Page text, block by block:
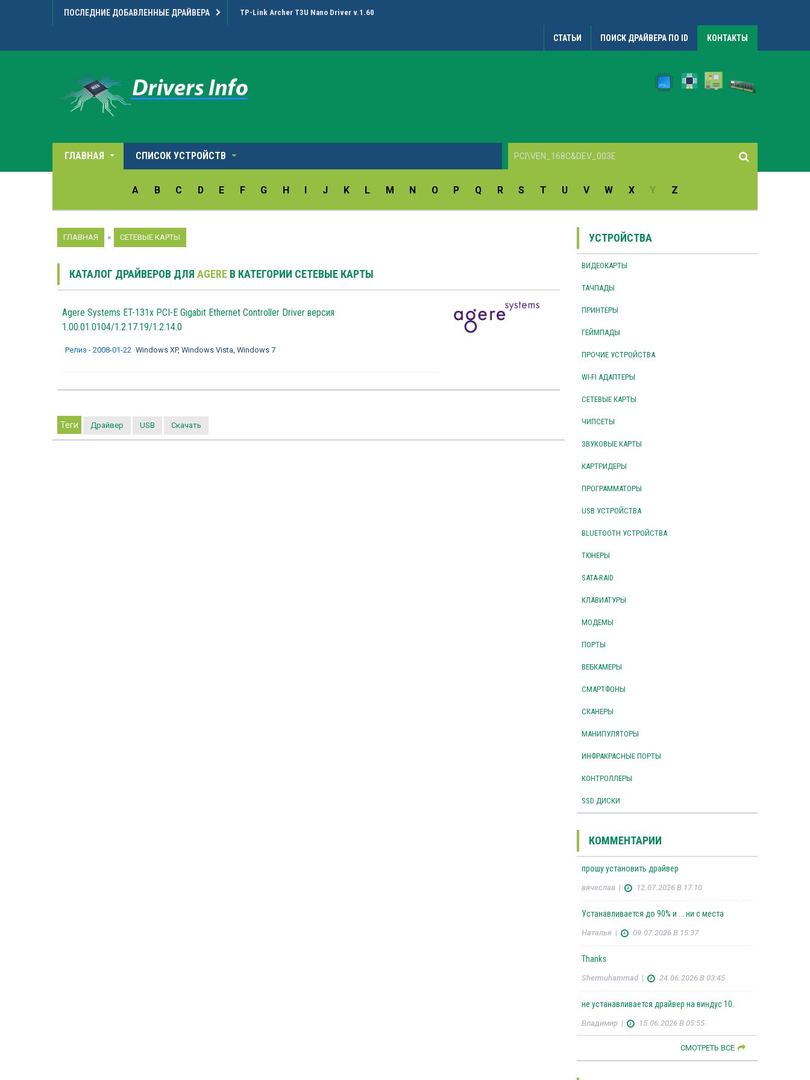
ПОСЛЕДНИЕ ДОБАВЛЕННЫЕ ДРАЙВЕРА TP-Link Archer T3U Nano Driver v.1.60
СТАТЬИ ПОИСК ДРАЙВЕРА ПО ID КОНТАКТЫ
ГЛАВНАЯ СПИСОК УСТРОЙСТВ
A B C D E F G H J K L M N O P Q R S T U V W X Y Z
ГЛАВНАЯ » СЕТЕВЫЕ КАРТЫ
КАТАЛОГ ДРАЙВЕРОВ ДЛЯ AGERE В КАТЕГОРИИ СЕТЕВЫЕ КАРТЫ
Agere Systems ET-131x PCI-E Gigabit Ethernet Controller Driver версия
1.00.01.0104/1.2.17.19/1.2.14.0
Релиз - 2008-01-22 Windows XP, Windows Vista, Windows 7
Теги Драйвер USB Скачать
УСТРОЙСТВА
ВИДЕОКАРТЫ
ТАЧПАДЫ
ПРИНТЕРЫ
ГЕЙМПАДЫ
ПРОЧИЕ УСТРОЙСТВА
WI-FI АДАПТЕРЫ
СЕТЕВЫЕ КАРТЫ
ЧИПСЕТЫ
ЗВУКОВЫЕ КАРТЫ
КАРТРИДЕРЫ
ПРОГРАММАТОРЫ
USB УСТРОЙСТВА
BLUETOOTH УСТРОЙСТВА
ТЮНЕРЫ
SATA-RAID
КЛАВИАТУРЫ
МОДЕМЫ
ПОРТЫ
ВЕБКАМЕРЫ
СМАРТФОНЫ
СКАНЕРЫ
МАНИПУЛЯТОРЫ
ИНФРАКРАСНЫЕ ПОРТЫ
КОНТРОЛЛЕРЫ
SSD ДИСКИ
КОММЕНТАРИИ
прошу установить драйвер
вячеслав| 12.07.2026 В 17:10
Устанавливается до 90% и ... ни с места
Наталья| 09.07.2026 В 15:37
Thanks
Shermuhammad| 24.06.2026 В 03:45
не устанавливается драйвер на виндус 10.
Владимир| 15.06.2026 В 05:55
СМОТРЕТЬ ВСЕ